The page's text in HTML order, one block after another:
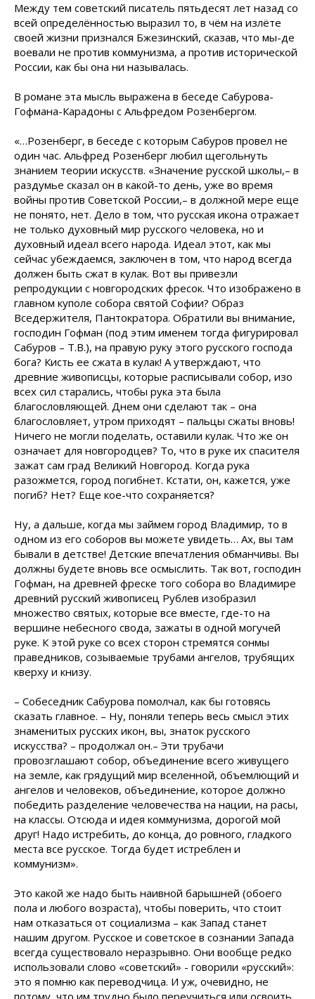
Между тем советский писатель пятьдесят лет назад со
всей определённостью выразил то, в чём на излёте
своей жизни признался Бжезинский, сказав, что мы-де
воевали не против коммунизма, а против исторической
России, как бы она ни называлась.
В романе эта мысль выражена в беседе Сабурова-
Гофмана-Карадоны с Альфредом Розенбергом.
«…Розенберг, в беседе с которым Сабуров провел не
один час. Альфред Розенберг любил щегольнуть
знанием теории искусств. «Значение русской школы,– в
раздумье сказал он в какой-то день, уже во время
войны против Советской России,– в должной мере еще
не понято, нет. Дело в том, что русская икона отражает
не только духовный мир русского человека, но и
духовный идеал всего народа. Идеал этот, как мы
сейчас убеждаемся, заключен в том, что народ всегда
должен быть сжат в кулак. Вот вы привезли
репродукции с новгородских фресок. Что изображено в
главном куполе собора святой Софии? Образ
Вседержителя, Пантократора. Обратили вы внимание,
господин Гофман (под этим именем тогда фигурировал
Сабуров – Т.В.), на правую руку этого русского господа
бога? Кисть ее сжата в кулак! А утверждают, что
древние живописцы, которые расписывали собор, изо
всех сил старались, чтобы рука эта была
благословляющей. Днем они сделают так – она
благословляет, утром приходят – пальцы сжаты вновь!
Ничего не могли поделать, оставили кулак. Что же он
означает для новгородцев? То, что в руке их спасителя
зажат сам град Великий Новгород. Когда рука
разожмется, город погибнет. Кстати, он, кажется, уже
погиб? Нет? Еще кое-что сохраняется?
Ну, а дальше, когда мы займем город Владимир, то в
одном из его соборов вы можете увидеть… Ах, вы там
бывали в детстве! Детские впечатления обманчивы. Вы
должны будете вновь все осмыслить. Так вот, господин
Гофман, на древней фреске того собора во Владимире
древний русский живописец Рублев изобразил
множество святых, которые все вместе, где-то на
вершине небесного свода, зажаты в одной могучей
руке. К этой руке со всех сторон стремятся сонмы
праведников, созываемые трубами ангелов, трубящих
кверху и книзу.
– Собеседник Сабурова помолчал, как бы готовясь
сказать главное. – Ну, поняли теперь весь смысл этих
знаменитых русских икон, вы, знаток русского
искусства? – продолжал он.– Эти трубачи
провозглашают собор, объединение всего живущего
на земле, как грядущий мир вселенной, объемлющий и
ангелов и человеков, объединение, которое должно
победить разделение человечества на нации, на расы,
на классы. Отсюда и идея коммунизма, дорогой мой
друг! Надо истребить, до конца, до ровного, гладкого
места все русское. Тогда будет истреблен и
коммунизм».
Это какой же надо быть наивной барышней (обоего
пола и любого возраста), чтобы поверить, что стоит
нам отказаться от социализма – как Запад станет
нашим другом. Русское и советское в сознании Запада
всегда существовало неразрывно. Они вообще редко
использовали слово «советский» - говорили «русский»:
это я помню как переводчица. И уж, очевидно, не
потому, что им трудно было переучиться или освоить